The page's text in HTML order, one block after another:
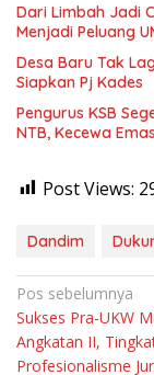
Dari Limbah Jadi
Menjadi Peluang
Desa Baru Tak
Siapkan Pj Kades
Pengurus KSB
NTB, Kecewa
Post Views:
Dandim
Navigasi
pos
Pos sebelumnya
Sukses Pra-UKW
Angkatan II,
Profesionalisme